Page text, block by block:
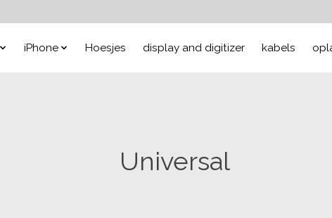
iPhone Hoesjes display and digitizer kabels
Universal